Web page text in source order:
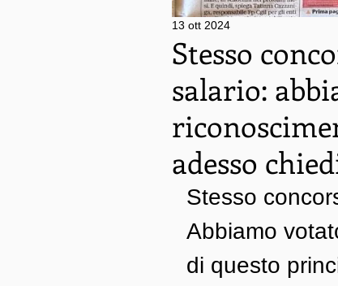
Stesso
salario:
adesso
13 ott 2024
Stesso
Abbiamo
di questo